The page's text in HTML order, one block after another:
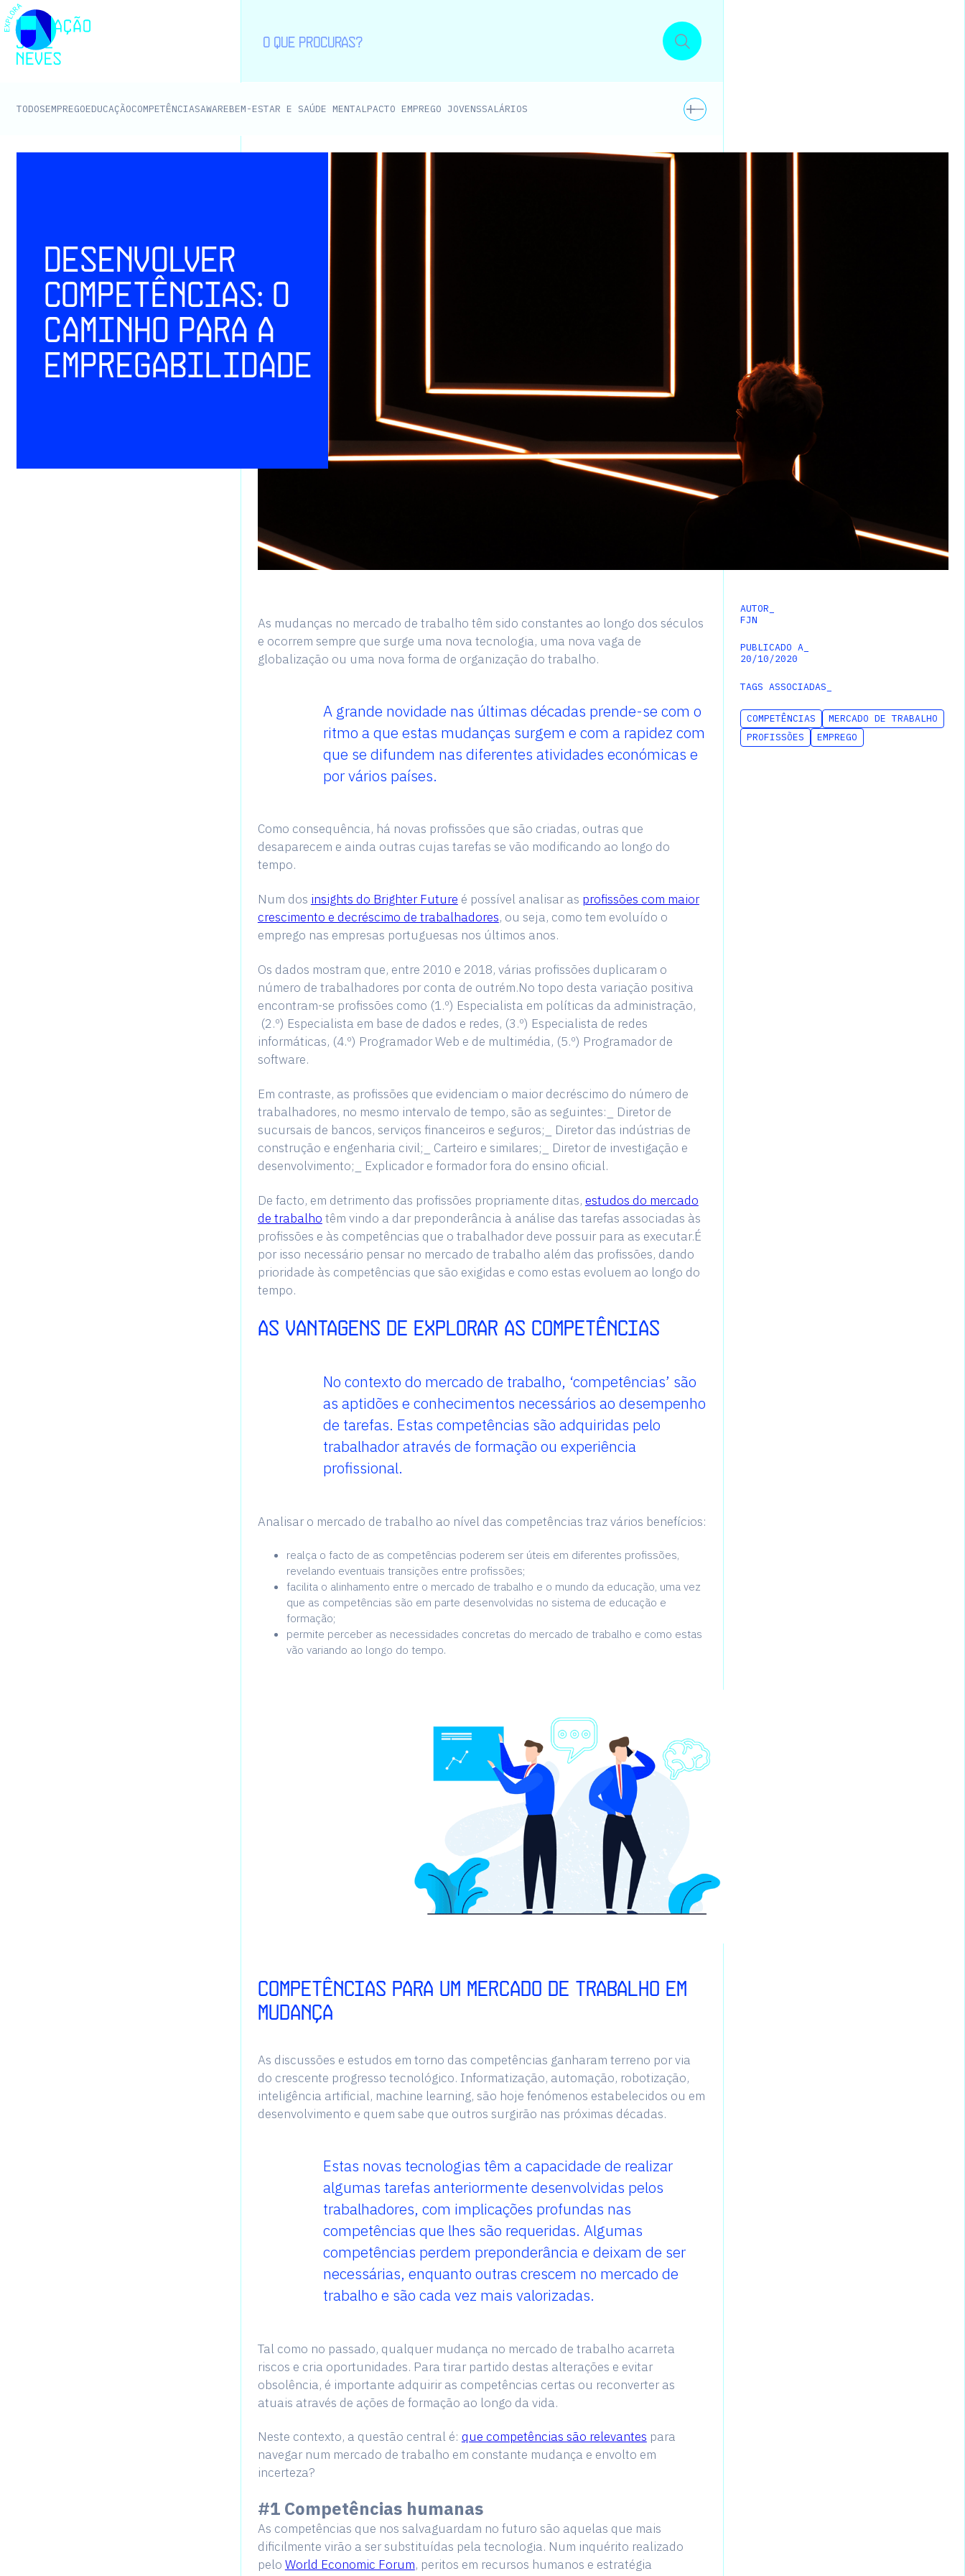
TODOSEMPREGOEDUCAÇÃOCOMPETÊNCIASAWAREBEM-ESTAR E SAÚDE MENTALPACTO EMPREGO JOVENSSALÁRIOS
Desenvolver
competências: o
caminho para a
empregabilidade
As mudanças no mercado de trabalho têm sido constantes ao longo dos séculos
e ocorrem sempre que surge uma nova tecnologia, uma nova vaga de
globalização ou uma nova forma de organização do trabalho.
A grande novidade nas últimas décadas prende-se com o
ritmo a que estas mudanças surgem e com a rapidez com
que se difundem nas diferentes atividades económicas e
por vários países.
Como consequência, há novas profissões que são criadas, outras que
desaparecem e ainda outras cujas tarefas se vão modificando ao longo do
tempo.
Num dos insights do Brighter Future é possível analisar as profissões com maior
crescimento e decréscimo de trabalhadores, ou seja, como tem evoluído o
emprego nas empresas portuguesas nos últimos anos.
Os dados mostram que, entre 2010 e 2018, várias profissões duplicaram o
número de trabalhadores por conta de outrém.No topo desta variação positiva
encontram-se profissões como (1.º) Especialista em políticas da administração,
(2.º) Especialista em base de dados e redes, (3.º) Especialista de redes
informáticas, (4.º) Programador Web e de multimédia, (5.º) Programador de
software.
Em contraste, as profissões que evidenciam o maior decréscimo do número de
trabalhadores, no mesmo intervalo de tempo, são as seguintes:_ Diretor de
sucursais de bancos, serviços financeiros e seguros;_ Diretor das indústrias de
construção e engenharia civil;_ Carteiro e similares;_ Diretor de investigação e
desenvolvimento;_ Explicador e formador fora do ensino oficial.
De facto, em detrimento das profissões propriamente ditas, estudos do mercado
de trabalho têm vindo a dar preponderância à análise das tarefas associadas às
profissões e às competências que o trabalhador deve possuir para as executar.É
por isso necessário pensar no mercado de trabalho além das profissões, dando
prioridade às competências que são exigidas e como estas evoluem ao longo do
tempo.
As vantagens de explorar as competências
No contexto do mercado de trabalho, ‘competências’ são
as aptidões e conhecimentos necessários ao desempenho
de tarefas. Estas competências são adquiridas pelo
trabalhador através de formação ou experiência
profissional.
Analisar o mercado de trabalho ao nível das competências traz vários benefícios:
realça o facto de as competências poderem ser úteis em diferentes profissões,
revelando eventuais transições entre profissões;
facilita o alinhamento entre o mercado de trabalho e o mundo da educação, uma vez
que as competências são em parte desenvolvidas no sistema de educação e
formação;
permite perceber as necessidades concretas do mercado de trabalho e como estas
vão variando ao longo do tempo.
Competências para um mercado de trabalho em
mudança
As discussões e estudos em torno das competências ganharam terreno por via
do crescente progresso tecnológico. Informatização, automação, robotização,
inteligência artificial, machine learning, são hoje fenómenos estabelecidos ou em
desenvolvimento e quem sabe que outros surgirão nas próximas décadas.
Estas novas tecnologias têm a capacidade de realizar
algumas tarefas anteriormente desenvolvidas pelos
trabalhadores, com implicações profundas nas
competências que lhes são requeridas. Algumas
competências perdem preponderância e deixam de ser
necessárias, enquanto outras crescem no mercado de
trabalho e são cada vez mais valorizadas.
Tal como no passado, qualquer mudança no mercado de trabalho acarreta
riscos e cria oportunidades. Para tirar partido destas alterações e evitar
obsolência, é importante adquirir as competências certas ou reconverter as
atuais através de ações de formação ao longo da vida.
Neste contexto, a questão central é: que competências são relevantes para
navegar num mercado de trabalho em constante mudança e envolto em
incerteza?
#1 Competências humanas
As competências que nos salvaguardam no futuro são aquelas que mais
dificilmente virão a ser substituídas pela tecnologia. Num inquérito realizado
pelo World Economic Forum, peritos em recursos humanos e estratégia
AUTOR_
FJN
PUBLICADO A_
20/10/2020
TAGS ASSOCIADAS_
COMPETÊNCIAS
MERCADO DE TRABALHO
PROFISSÕES
EMPREGO